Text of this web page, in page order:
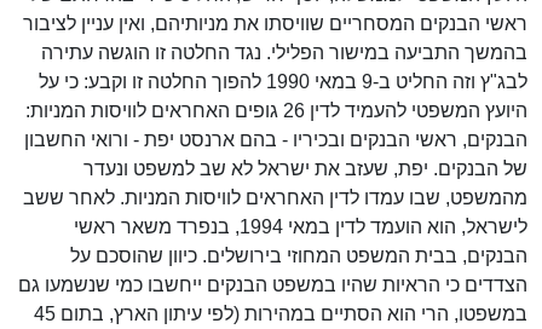
ראשי הבנקים המסחריים שוויסתו את מניותיהם, ואין עניין לציבור
בהמשך התביעה במישור הפלילי. נגד החלטה זו הוגשה עתירה
לבג"ץ וזה החליט ב-9 במאי 1990 להפוך החלטה זו וקבע: כי על
היועץ המשפטי להעמיד לדין 26 גופים האחראים לוויסות המניות:
הבנקים, ראשי הבנקים ובכיריו - בהם ארנסט יפת - ורואי החשבון
של הבנקים. יפת, שעזב את ישראל לא שב למשפט ונעדר
מהמשפט, שבו עמדו לדין האחראים לוויסות המניות. לאחר ששב
לישראל, הוא הועמד לדין במאי 1994, בנפרד משאר ראשי
הבנקים, בבית המשפט המחוזי בירושלים. כיוון שהוסכם על
הצדדים כי הראיות שהיו במשפט הבנקים ייחשבו כמי שנשמעו גם
במשפטו, הרי הוא הסתיים במהירות (לפי עיתון הארץ, בתום 45